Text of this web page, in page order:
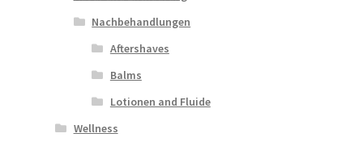
Nachbehandlungen
Aftershaves
Balms
Lotionen and Fluide
Wellness